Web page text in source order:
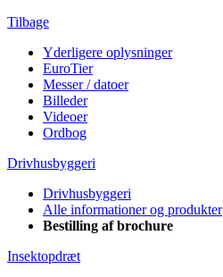
Tilbage
Yderligere oplysninger
EuroTier
Messer / datoer
Billeder
Videoer
Ordbog
Drivhusbyggeri
Drivhusbyggeri
Alle informationer og produkter
Bestilling af brochure
Insektopdræt